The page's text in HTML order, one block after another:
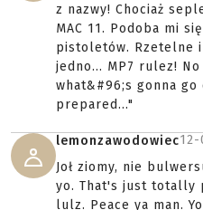
z nazwy! Chociaż
MAC 11. Podoba mi
pistoletów. Rzetelne
jedno... MP7 rulez!
what&#96;s gonna go
prepared..."
lemonzawodowiec
Joł ziomy, nie
yo. That's just totally
lulz. Peace ya man.